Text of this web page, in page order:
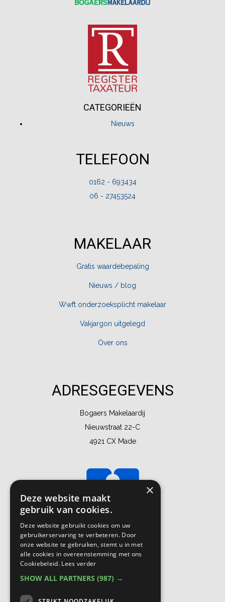
CATEGORIEËN
Nieuws
TELEFOON
0162 - 693434
06 - 27453524
MAKELAAR
Gratis waardebepaling
Nieuws / blog
Wwft onderzoeksplicht makelaar
Vakjargon uitgelegd
Over ons
ADRESGEGEVENS
Bogaers Makelaardij
Nieuwstraat 22-C
4921 CX Made
×
Deze website maakt
gebruik van cookies.
Deze website gebruikt cookies om uw
gebruikerservaring te verbeteren. Door
onze website te gebruiken, stemt u in met
alle cookies in overeenstemming met ons
Cookiebeleid. Lees verder
SHOW ALL PARTNERS (987) →